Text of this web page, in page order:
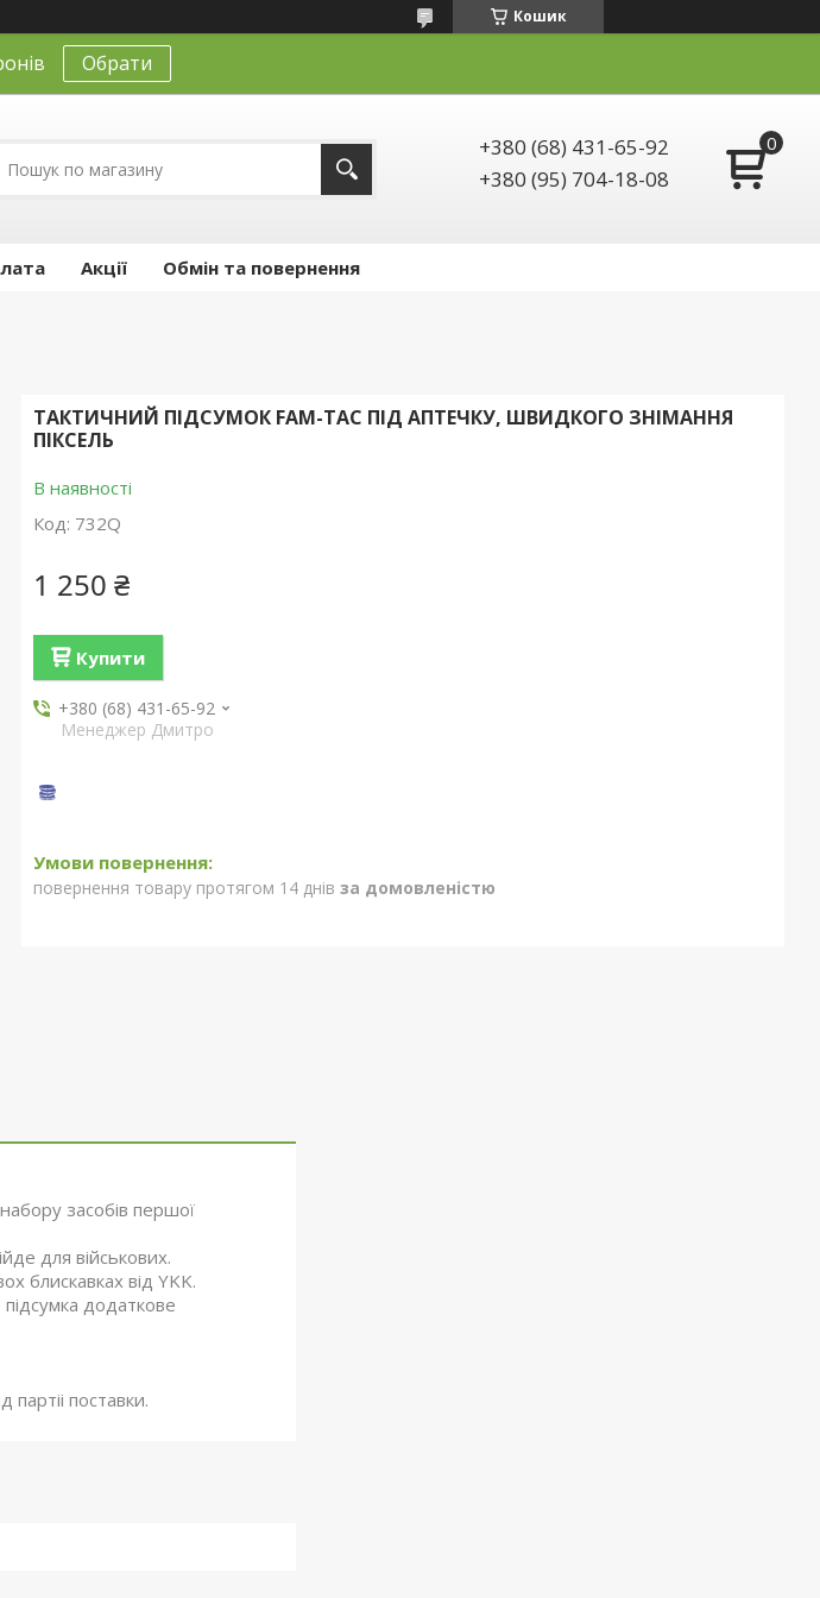
Кошик
Обрати
+380 (68) 431-65-92
+380 (95) 704-18-08
Акції Обмін та повернення
ТАКТИЧНИЙ ПІДСУМОК FAM-TAC ПІД АПТЕЧКУ, ШВИДКОГО ЗНІМАННЯ
ПІКСЕЛЬ
В наявності
Код: 732Q
1 250 ₴
Купити
+380 (68) 431-65-92
Менеджер Дмитро
повернення товару протягом 14 днів за домовленістю
засобів першої
для військових.
блискавках від YKK.
додаткове
поставки.